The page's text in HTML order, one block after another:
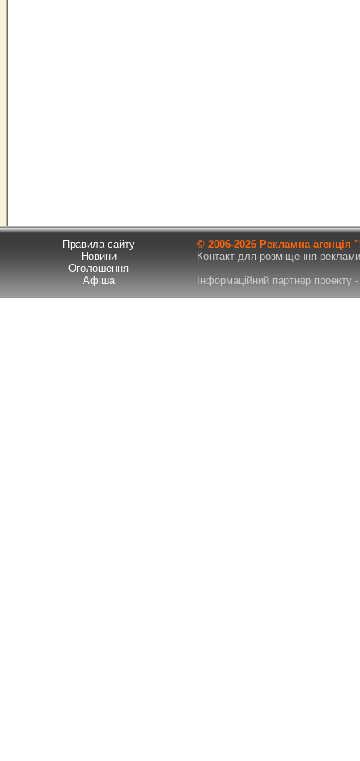
Правила сайту
Новини
Оголошення
Афіша
© 2006-2026 Рекламна
Контакт для розміщення
Інформаційний партнер проекту